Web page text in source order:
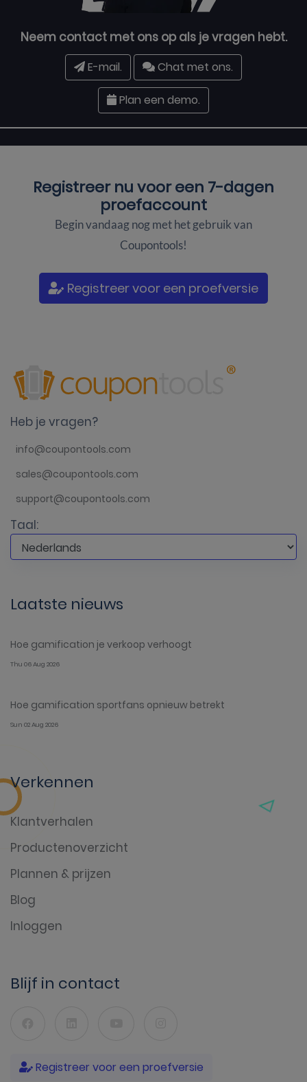
Neem contact met ons op als je vragen hebt.
E-mail. Chat met ons.
Plan een demo.
Registreer nu voor een 7-dagen
proefaccount
Begin vandaag nog met het gebruik van
Coupontools!
Registreer voor een proefversie
Heb je vragen?
info@coupontools.com
sales@coupontools.com
support@coupontools.com
Taal:
Laatste nieuws
Hoe gamification je verkoop verhoogt
Thu 06 Aug 2026
Hoe gamification sportfans opnieuw betrekt
Sun 02 Aug 2026
Verkennen
Klantverhalen
Productenoverzicht
Plannen & prijzen
Blog
Inloggen
Blijf in contact
Registreer voor een proefversie